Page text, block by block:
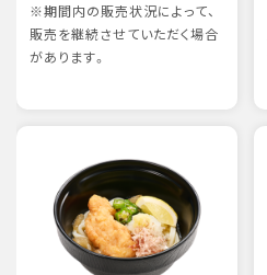
※期間内の販売状況によって、
販売を継続させていただく場合
があります。